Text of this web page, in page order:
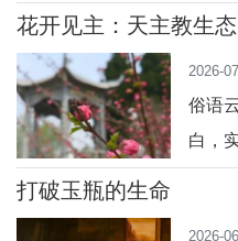
一生
地气
的话题——“书法灵修”。作
深刻地体会到，书法不仅仅
的幽径，一座连接中华文化
花开见主：天主教生
2026-
俗语
白，
打破玉瓶的生命
2026-